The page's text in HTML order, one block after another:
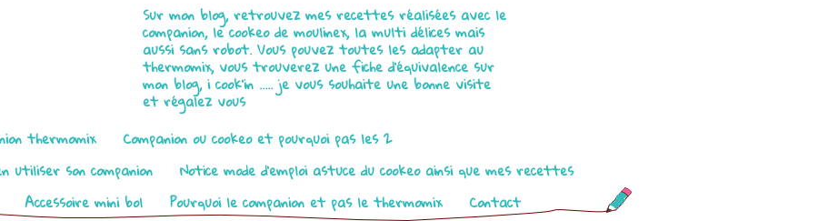
Sur mon blog, retrouvez mes recettes réalisées avec le
companion, le cookeo de moulinex, la multi délices mais
aussi sans robot. Vous pouvez toutes les adapter au
thermomix, vous trouverez une fiche d'équivalence sur
mon blog, i cook'in ..... je vous souhaite une bonne visite
et régalez vous
thermomix
Companion ou cookeo et pourquoi pas les 2
utiliser son companion
Notice mode d’emploi astuce du cookeo ainsi que mes recettes
Accessoire mini bol Pourquoi le companion et pas le thermomix Contact